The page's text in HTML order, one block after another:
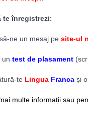
te înregistrezi:
ne un mesaj pe site-ul
un test de plasament
te Lingua Franca și
multe informații sau